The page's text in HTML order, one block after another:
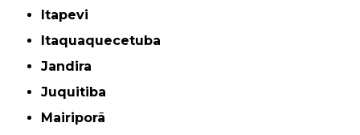
Itapevi
Itaquaquecetuba
Jandira
Juquitiba
Mairiporã